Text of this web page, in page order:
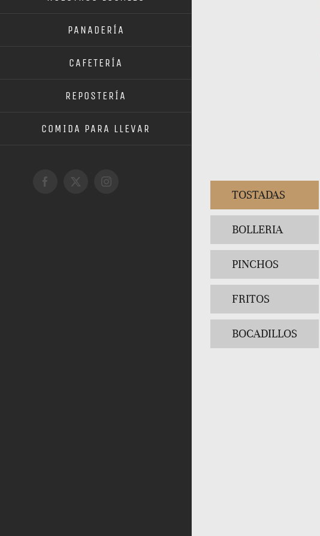
PANADERÍA
CAFETERÍA
REPOSTERÍA
COMIDA PARA LLEVAR
Facebook
X Instagram
TOSTADAS
BOLLERIA
PINCHOS
FRITOS
BOCADILLOS